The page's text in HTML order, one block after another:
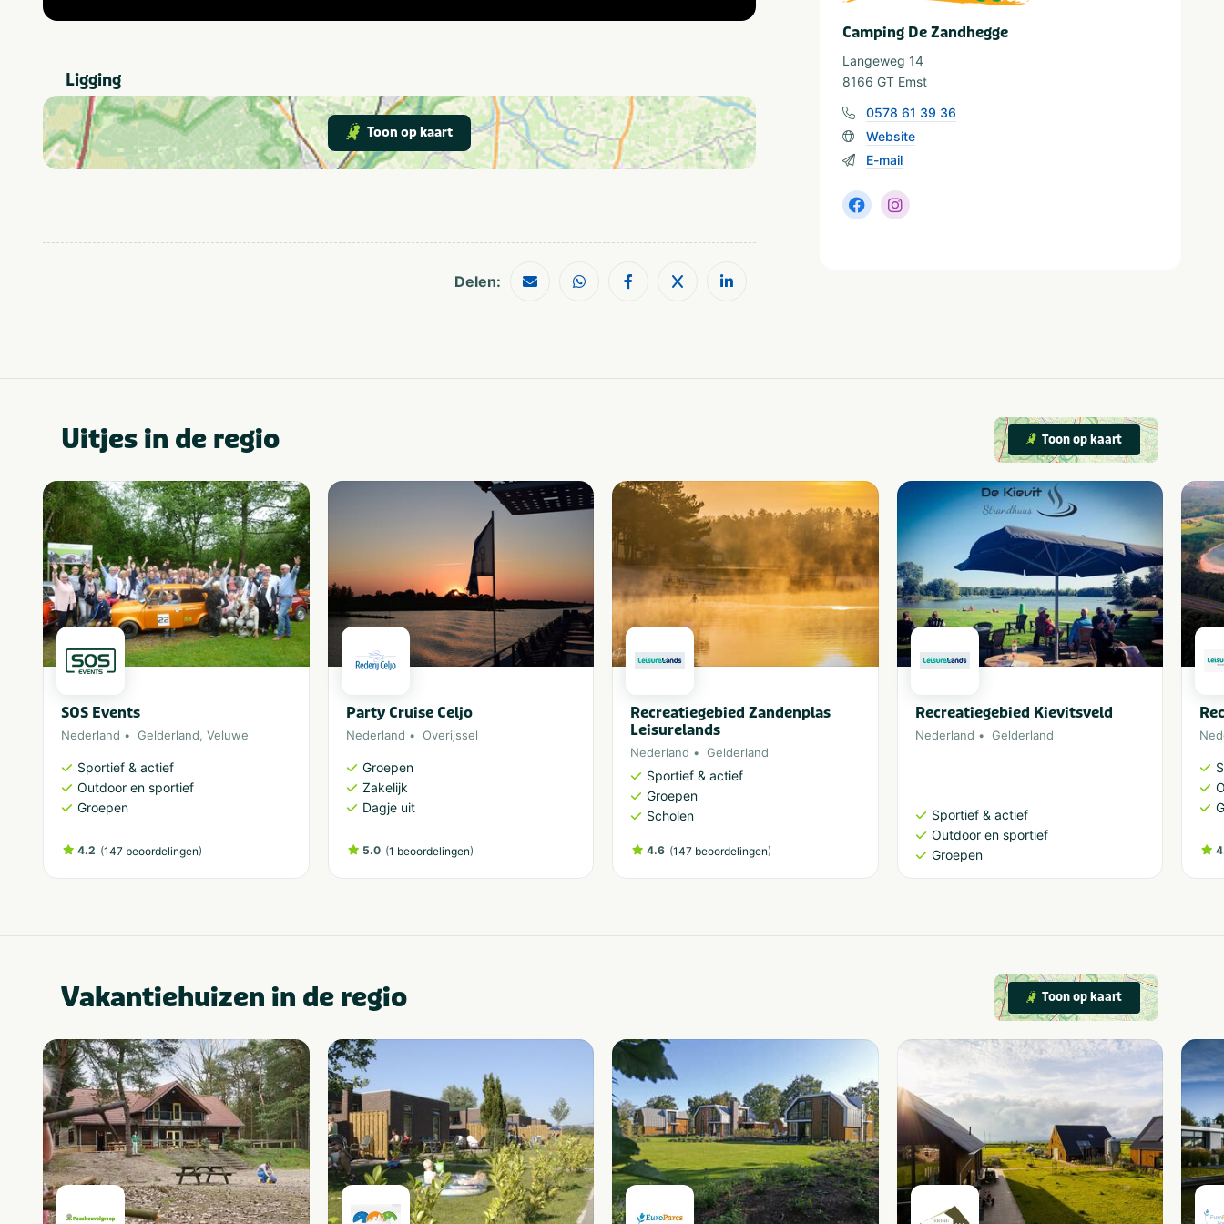
Ligging
Toon op kaart
Delen:
Camping De Zandhegge
Langeweg 14
8166 GT Emst
0578 61 39 36
Website
E-mail
Uitjes in de regio Toon op kaart
SOS Events
Nederland Gelderland, Veluwe
Sportief & actief
Outdoor en sportief
Groepen
4.2 (147 beoordelingen)
Party Cruise Celjo
Nederland Overijssel
Groepen
Zakelijk
Dagje uit
5.0 (1 beoordelingen)
Recreatiegebied Zandenplas
Leisurelands
Nederland Gelderland
Sportief & actief
Groepen
Scholen
4.6 (147 beoordelingen)
Recreatiegebied Kievitsveld
Nederland Gelderland
Sportief & actief
Outdoor en sportief
Groepen
Vakantiehuizen in de regio Toon op kaart